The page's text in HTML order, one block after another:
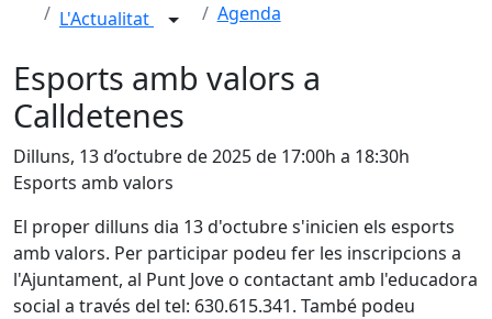
L'Actualitat Agenda
Esports amb valors a
Calldetenes
Dilluns, 13 d’octubre de 2025 de 17:00h a 18:30h
Esports amb valors
El proper dilluns dia 13 d'octubre s'inicien els esports
amb valors. Per participar podeu fer les inscripcions a
l'Ajuntament, al Punt Jove o contactant amb l'educadora
social a través del tel: 630.615.341. També podeu